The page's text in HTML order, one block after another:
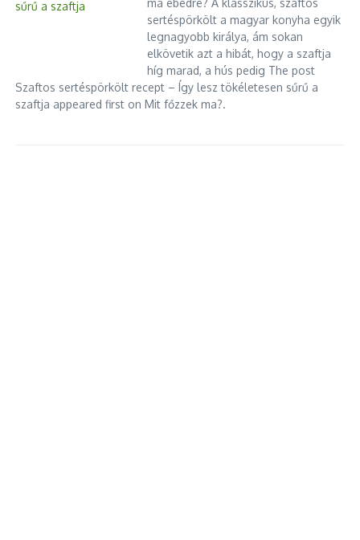
ma ebédre? A klasszikus, szaftos
sertéspörkölt a magyar konyha egyik
legnagyobb királya, ám sokan
elkövetik azt a hibát, hogy a szaftja
híg marad, a hús pedig The post
Szaftos sertéspörkölt recept – Így lesz tökéletesen sűrű a
szaftja appeared first on Mit főzzek ma?.